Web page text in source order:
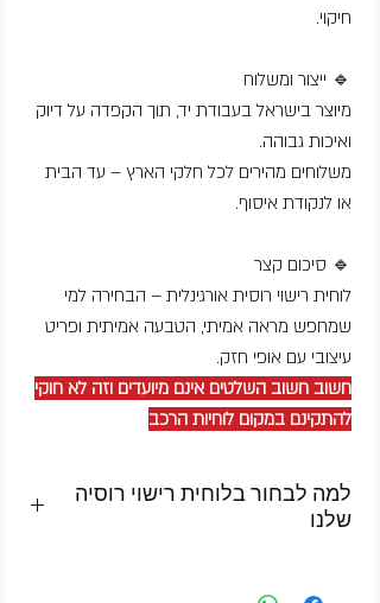
חיקוי.
🔹 ייצור ומשלוח
מיוצר בישראל בעבודת יד, תוך הקפדה על דיוק
ואיכות גבוהה.
משלוחים מהירים לכל חלקי הארץ – עד הבית
או לנקודת איסוף.
🔹 סיכום קצר
לוחית רישוי רוסית אורגינלית – הבחירה למי
שמחפש מראה אמיתי, הטבעה אמיתית ופריט
עיצובי עם אופי חזק.
חשוב חשוב השלטים אינם מיועדים וזה לא חוקי
להתקינם במקום לוחיות הרכב
למה לבחור בלוחית רישוי רוסיה
שלנו